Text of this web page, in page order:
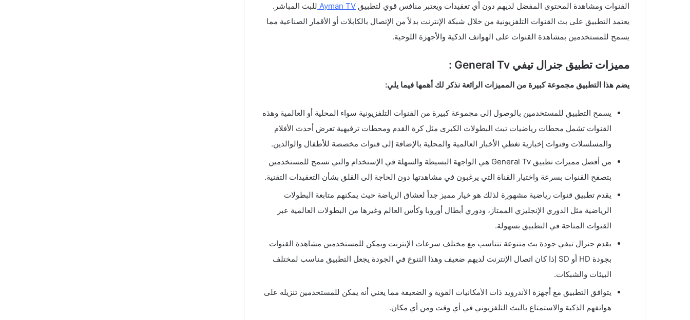
القنوات ومشاهدة المحتوى المفضل لديهم دون أي تعقيدات ويعتبر منافس قوي لتطبيق
Ayman TV
للبث المباشر.
يعتمد التطبيق على بث القنوات التلفزيونية من خلال شبكة الإنترنت بدلاً من الإتصال بالكابلات أو الأقمار الصناعية مما
يسمح للمستخدمين بمشاهدة القنوات على الهواتف الذكية والأجهزة اللوحية.
مميزات تطبيق جنرال تيفي General Tv :
يضم هذا التطبيق مجموعة كبيرة من المميزات الرائعة نذكر لك أهمها فيما يلي:
يسمح التطبيق للمستخدمين بالوصول إلى مجموعة كبيرة من القنوات التلفزيونية سواء المحلية أو العالمية وهذه
القنوات تشمل محطات رياضيات تبث البطولات الكبرى مثل كرة القدم ومحطات ترفيهية تعرض أحدث الأفلام
والمسلسلات وقنوات إخبارية تغطي الأخبار العالمية والمحلية بالإضافة إلى قنوات مخصصة للأطفال والوالدين.
من أفضل مميزات تطبيق General Tv هي الواجهة البسيطة والسهلة في الإستخدام والتي تسمح للمستخدمين
بتصفح القنوات بسرعة واختيار القناة التي يرغبون في مشاهدتها دون الحاجة إلى القلق بشأن التعقيدات التقنية.
يقدم تطبيق قنوات رياضية مشهورة لذلك هو خيار مميز جداً لعشاق الرياضة حيث يمكنهم متابعة البطولات
الرياضية مثل الدوري الإنجليزي الممتاز، ودوري أبطال أوروبا وكأس العالم وغيرها من البطولات العالمية عبر
القنوات المتاحة في التطبيق بسهولة.
يقدم جنرال تيفي جودة بث متنوعة تتناسب مع مختلف سرعات الإنترنت ويمكن للمستخدمين مشاهدة القنوات
بجودة HD أو SD إذا كان اتصال الإنترنت لديهم ضعيف وهذا التنوع في الجودة يجعل التطبيق مناسب لمختلف
البيئات والشبكات.
يتوافق التطبيق مع أجهزة الأندرويد ذات الأمكانيات القوية و الضعيفة مما يعني أنه يمكن للمستخدمين تنزيله على
هواتفهم الذكية والاستمتاع بالبث التلفزيوني في أي وقت ومن أي مكان.